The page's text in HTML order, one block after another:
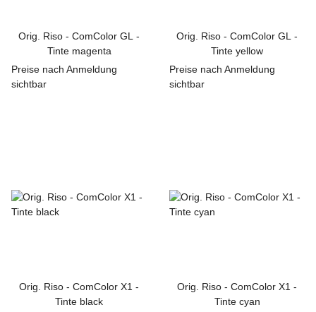
Orig. Riso - ComColor GL -
Tinte magenta
Preise nach Anmeldung
sichtbar
Orig. Riso - ComColor GL -
Tinte yellow
Preise nach Anmeldung
sichtbar
Orig. Riso - ComColor X1 -
Tinte black
Orig. Riso - ComColor X1 -
Tinte cyan